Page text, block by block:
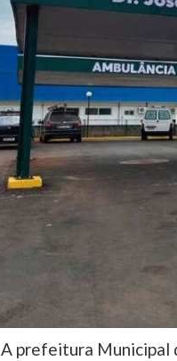
A prefeitura Municipal